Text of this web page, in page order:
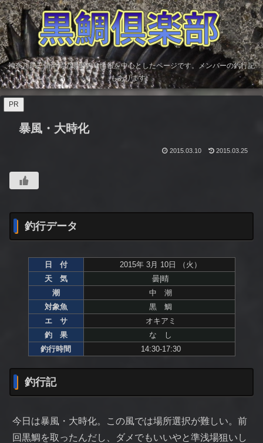
神奈川県三浦半島の黒鯛釣り情報を中心としたページです。メンバーの釣行記
もあります。
PR
暴風・大時化
2015.03.10 2015.03.25
釣行データ
日 付
2015年 3月 10日 （火）
天 気
曇|晴
潮
中 潮
対象魚
黒 鯛
エ サ
オキアミ
釣 果
な し
釣行時間
14:30-17:30
釣行記
今日は暴風・大時化。この風では場所選択が難しい。前
回黒鯛を取ったんだし、ダメでもいいやと準浅場狙いし